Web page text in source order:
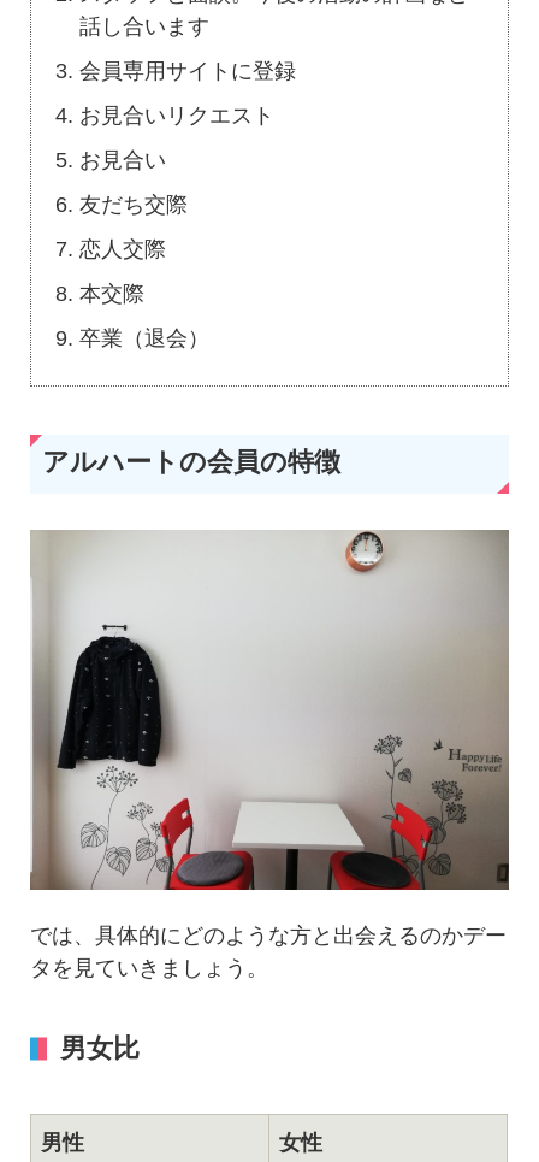
話し合います
会員専用サイトに登録
お見合いリクエスト
お見合い
友だち交際
恋人交際
本交際
卒業（退会）
アルハートの会員の特徴
では、具体的にどのような方と出会えるのかデー
タを見ていきましょう。
男女比
男性 女性